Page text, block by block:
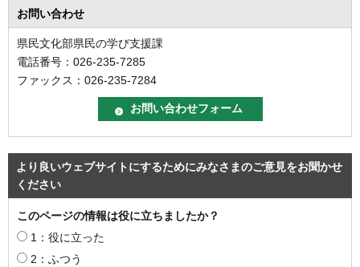
お問い合わせ
県民文化部県民の学び支援課
電話番号：026-235-7285
ファックス：026-235-7284
より良いウェブサイトにするためにみなさまのご意見をお聞かせ
ください
このページの情報は役に立ちましたか？
1：役に立った
2：ふつう